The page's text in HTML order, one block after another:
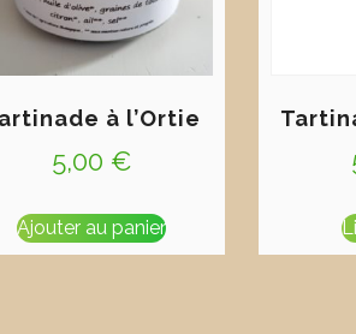
à l’Ortie
5,00 €
Ajouter au panier